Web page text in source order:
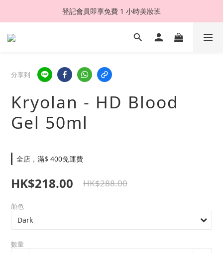
登記會員即享免費 1 小時美妝班
分享到
Kryolan - HD Blood
Gel 50ml
全店，滿$ 400免運費
HK$218.00 HK$288.00
顏色
數量